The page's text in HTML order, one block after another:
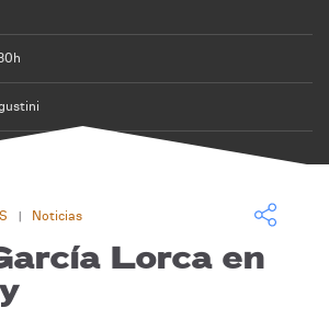
Noticias
Lorca en